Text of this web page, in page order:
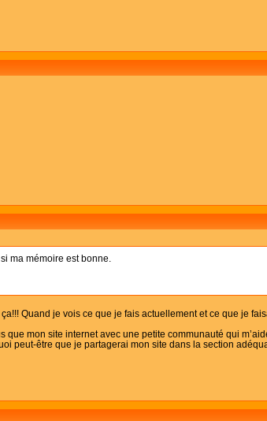
ma mémoire est bonne.
Quand je vois ce que je fais actuellement et ce que je
mon site internet avec une petite communauté qui
peut-être que je partagerai mon site dans la section